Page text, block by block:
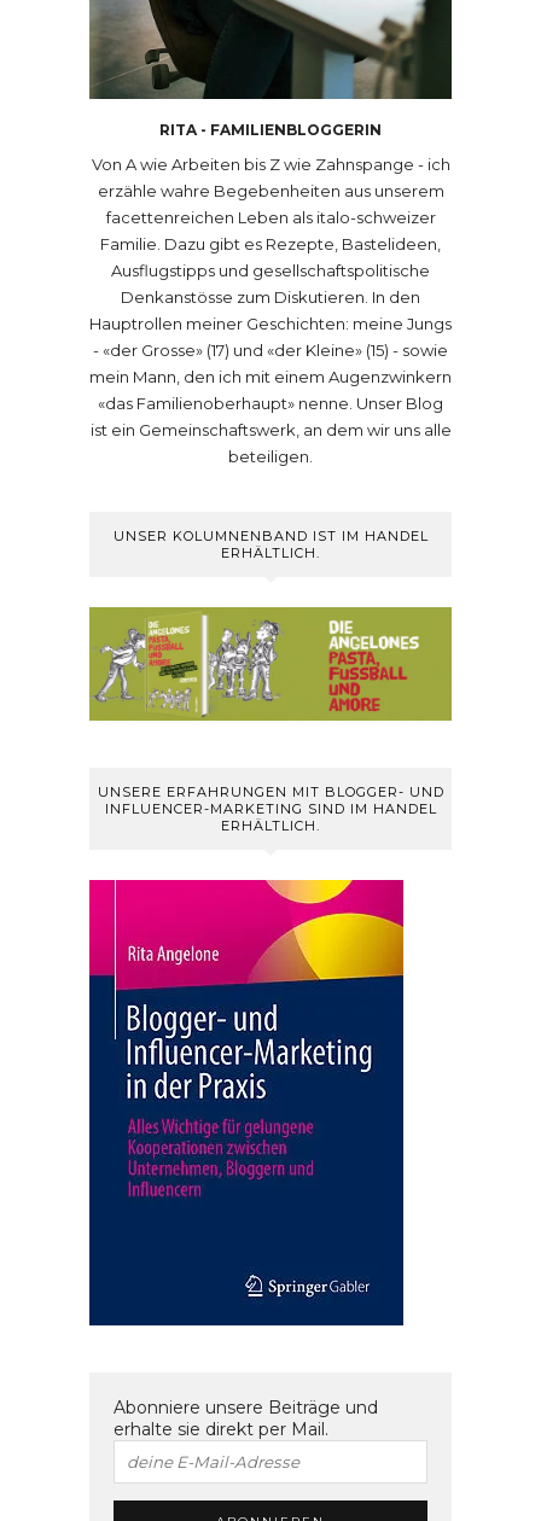
RITA - FAMILIENBLOGGERIN
Von A wie Arbeiten bis Z wie Zahnspange - ich
erzähle wahre Begebenheiten aus unserem
facettenreichen Leben als italo-schweizer
Familie. Dazu gibt es Rezepte, Bastelideen,
Ausflugstipps und gesellschaftspolitische
Denkanstösse zum Diskutieren. In den
Hauptrollen meiner Geschichten: meine Jungs
- «der Grosse» (17) und «der Kleine» (15) - sowie
mein Mann, den ich mit einem Augenzwinkern
«das Familienoberhaupt» nenne. Unser Blog
ist ein Gemeinschaftswerk, an dem wir uns alle
beteiligen.
UNSER KOLUMNENBAND IST IM HANDEL
ERHÄLTLICH.
UNSERE ERFAHRUNGEN MIT BLOGGER- UND
INFLUENCER-MARKETING SIND IM HANDEL
ERHÄLTLICH.
Abonniere unsere Beiträge und
erhalte sie direkt per Mail.